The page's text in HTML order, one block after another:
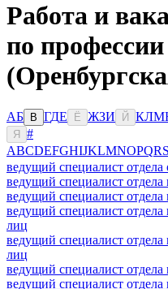
Работа и
по
АБ В ГДЕ Ё ЖЗИ Й КЛМ
Я
#
ABCDEFGHIJKLMNOPQRS
ведущий специалист отдела
ведущий специалист отдела
ведущий специалист отдела
ведущий специалист
лиц
ведущий специалист
лиц
ведущий специалист отдела
ведущий специалист отдела